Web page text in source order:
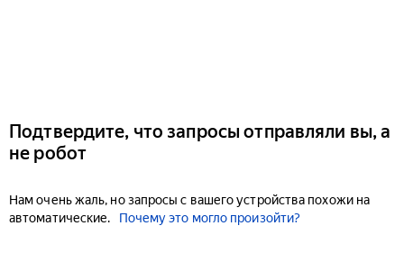
Подтвердите, что запросы отправляли вы, а
не робот
Нам очень жаль, но запросы с вашего устройства похожи на
автоматические.
Почему это могло произойти?